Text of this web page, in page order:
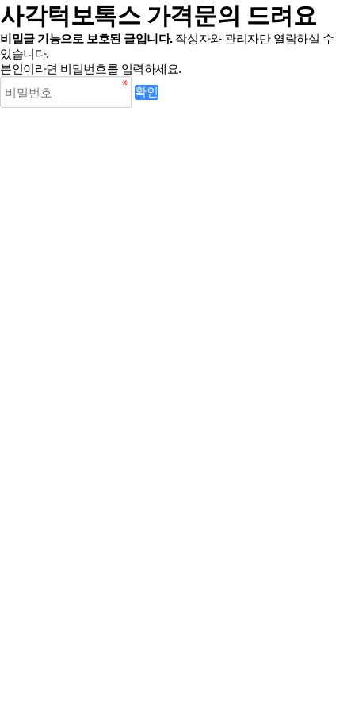
사각턱보톡스 가격문의 드려요
비밀글 기능으로 보호된 글입니다.작성자와 관리자만 열람하실 수
있습니다.
본인이라면 비밀번호를 입력하세요.